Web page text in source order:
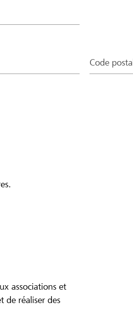
Code
associations et
de réaliser des